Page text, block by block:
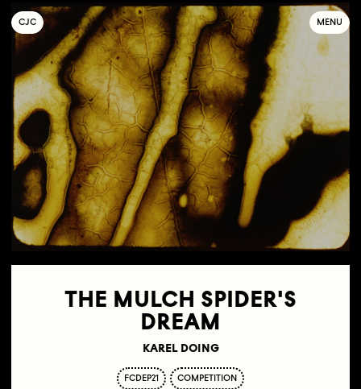
COLLECTIF
JEUNE
C INÉMA MENU
THE MULCH SPIDER'S
DREAM
KAREL DOING
FCDEP21 COMPETITION